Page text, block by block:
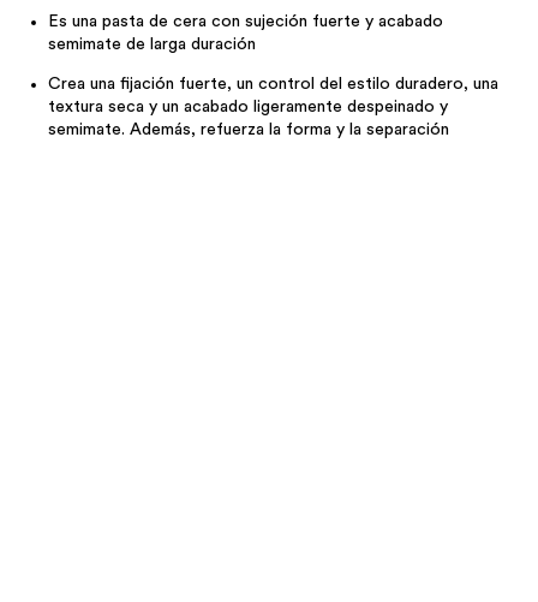
Es una pasta de cera con sujeción fuerte y acabado
semimate de larga duración
Crea una fijación fuerte, un control del estilo duradero, una
textura seca y un acabado ligeramente despeinado y
semimate. Además, refuerza la forma y la separación